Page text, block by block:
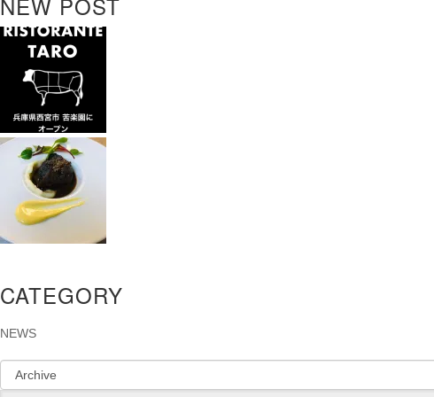
CATEGORY
NEWS